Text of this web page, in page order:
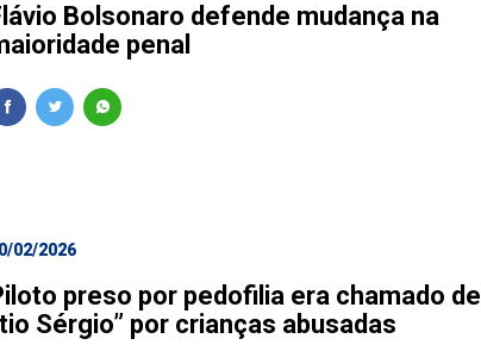
Bolsonaro defende mudança na
penal
02/2026
preso por pedofilia era chamado de
Sérgio” por crianças abusadas